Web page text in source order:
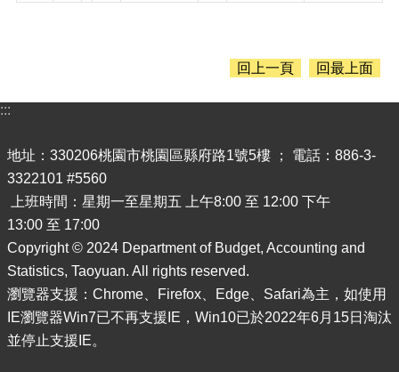
回上一頁 回最上面
:::
地址：330206桃園市桃園區縣府路1號5樓 ； 電話：886-3-
3322101 #5560
上班時間：星期一至星期五 上午8:00 至 12:00 下午
13:00 至 17:00
Copyright © 2024 Department of Budget, Accounting and
Statistics, Taoyuan. All rights reserved.
瀏覽器支援：Chrome、Firefox、Edge、Safari為主，如使用
IE瀏覽器Win7已不再支援IE，Win10已於2022年6月15日淘汰
並停止支援IE。